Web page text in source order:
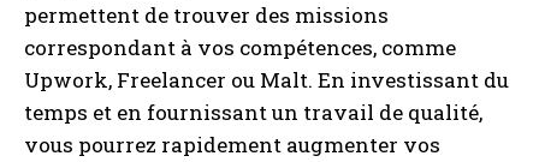
permettent de trouver des missions
correspondant à vos compétences, comme
Upwork, Freelancer ou Malt. En investissant du
temps et en fournissant un travail de qualité,
vous pourrez rapidement augmenter vos